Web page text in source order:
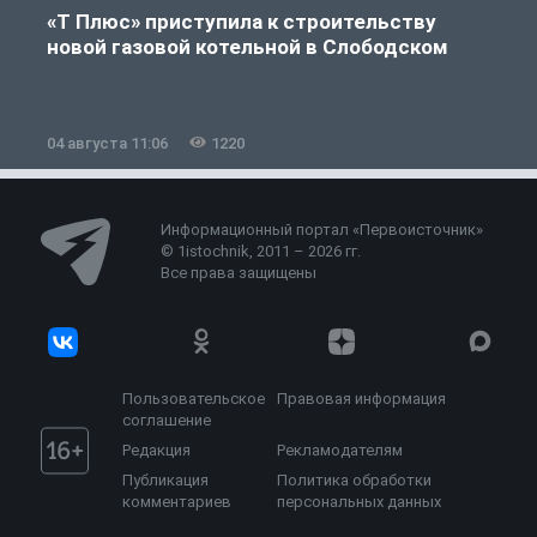
«Т Плюс» приступила к строительству
новой газовой котельной в Слободском
04 августа 11:06 1220
Информационный портал «Первоисточник»
© 1istochnik, 2011 – 2026 гг.
Все права защищены
Пользовательское
соглашение
Правовая информация
Редакция
Рекламодателям
Публикация
комментариев
Политика обработки
персональных данных